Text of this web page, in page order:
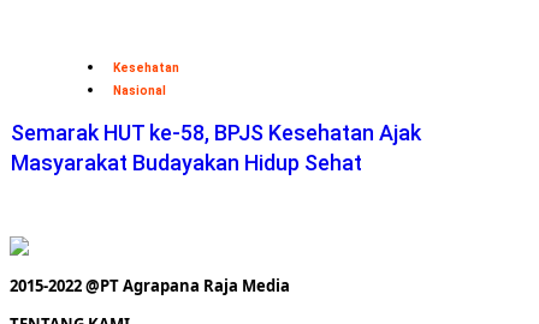
Kesehatan
Nasional
Semarak HUT ke-58, BPJS Kesehatan Ajak
Masyarakat Budayakan Hidup Sehat
2015-2022 @PT Agrapana Raja Media